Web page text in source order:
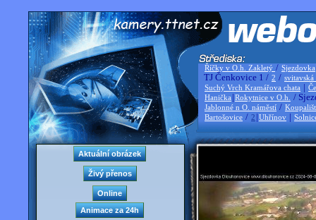
Říčky v O.h. Zakletý / Sjezdovka
TJ Čenkovice 1 / 2 / svitavská
Suchý Vrch Kramářova chata |
Hanička |Rokytnice v O.h. /
Jablonné n O. náměstí /
Bartošovice / 2 |Uhřínov |